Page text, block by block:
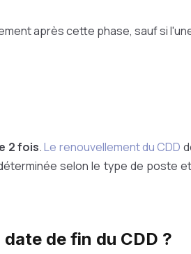
après cette phase, sauf si
2 fois.Le renouvellement du CDD
selon le type de poste
de fin du CDD ?